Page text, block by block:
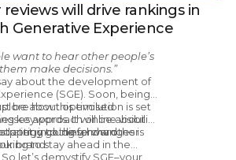
will drive rankings in
Generative Experience
want to hear other people’s
make decisions.”
about the development of
(SGE). Soon, being
be about optimised
keywords. It will be about
including how other
brand.
how this evolution is set
approach online visibility
going forward.
to these changes is
to stay ahead in the
let’s demystify SGE–your